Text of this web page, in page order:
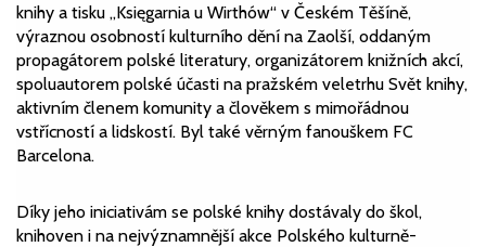
knihy a tisku „Księgarnia u Wirthów“ v Českém Těšíně,
výraznou osobností kulturního dění na Zaolší, oddaným
propagátorem polské literatury, organizátorem knižních akcí,
spoluautorem polské účasti na pražském veletrhu Svět knihy,
aktivním členem komunity a člověkem s mimořádnou
vstřícností a lidskostí. Byl také věrným fanouškem FC
Barcelona.
Díky jeho iniciativám se polské knihy dostávaly do škol,
knihoven i na nejvýznamnější akce Polského kulturně-